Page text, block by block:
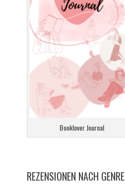
Booklover Journal
REZENSIONEN NACH GENRE